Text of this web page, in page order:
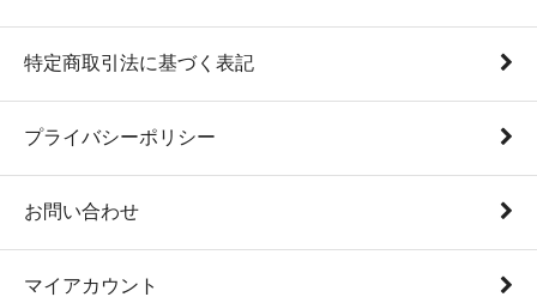
特定商取引法に基づく表記
プライバシーポリシー
お問い合わせ
マイアカウント